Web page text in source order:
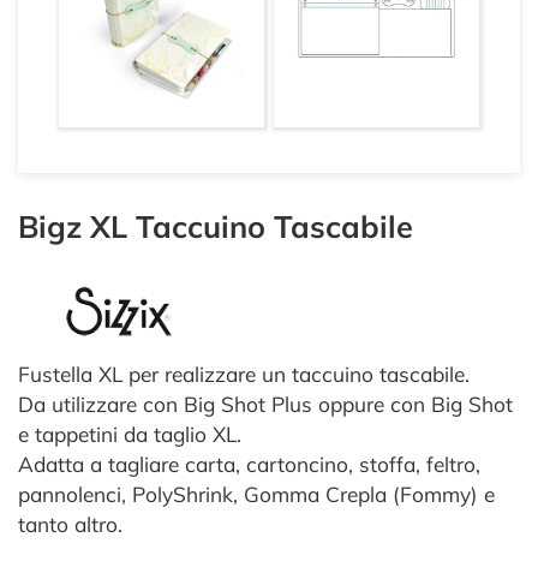
Bigz XL Taccuino Tascabile
Fustella XL per realizzare un taccuino tascabile.
Da utilizzare con Big Shot Plus oppure con Big Shot
e tappetini da taglio XL.
Adatta a tagliare carta, cartoncino, stoffa, feltro,
pannolenci, PolyShrink, Gomma Crepla (Fommy) e
tanto altro.